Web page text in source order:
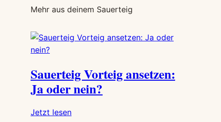
Sauerteig
Aceton!
Gerüche
solltest
kennen
Mehr aus deinem Sauerteig
Sauerteig Vorteig ansetzen:
Ja oder nein?
Jetzt lesen: